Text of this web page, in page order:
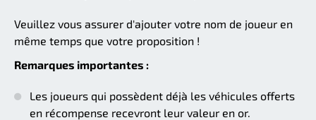
Veuillez vous assurer d'ajouter votre nom de joueur en
même temps que votre proposition !
Remarques importantes :
Les joueurs qui possèdent déjà les véhicules offerts
en récompense recevront leur valeur en or.